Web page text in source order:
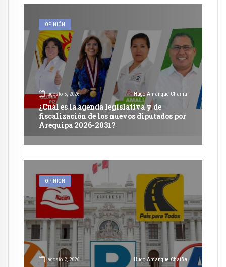
OPINIÓN
agosto 5, 2026 Hugo Amanque Chaiña
¿Cuál es la agenda legislativa y de
fiscalización de los nuevos diputados por
Arequipa 2026-2031?
OPINIÓN
agosto 2, 2026 Hugo Amanque Chaiña